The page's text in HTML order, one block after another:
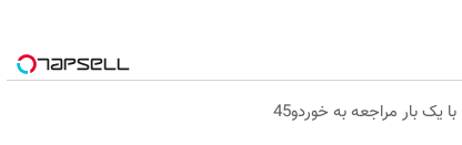
یک بار مراجعه به خوردو45